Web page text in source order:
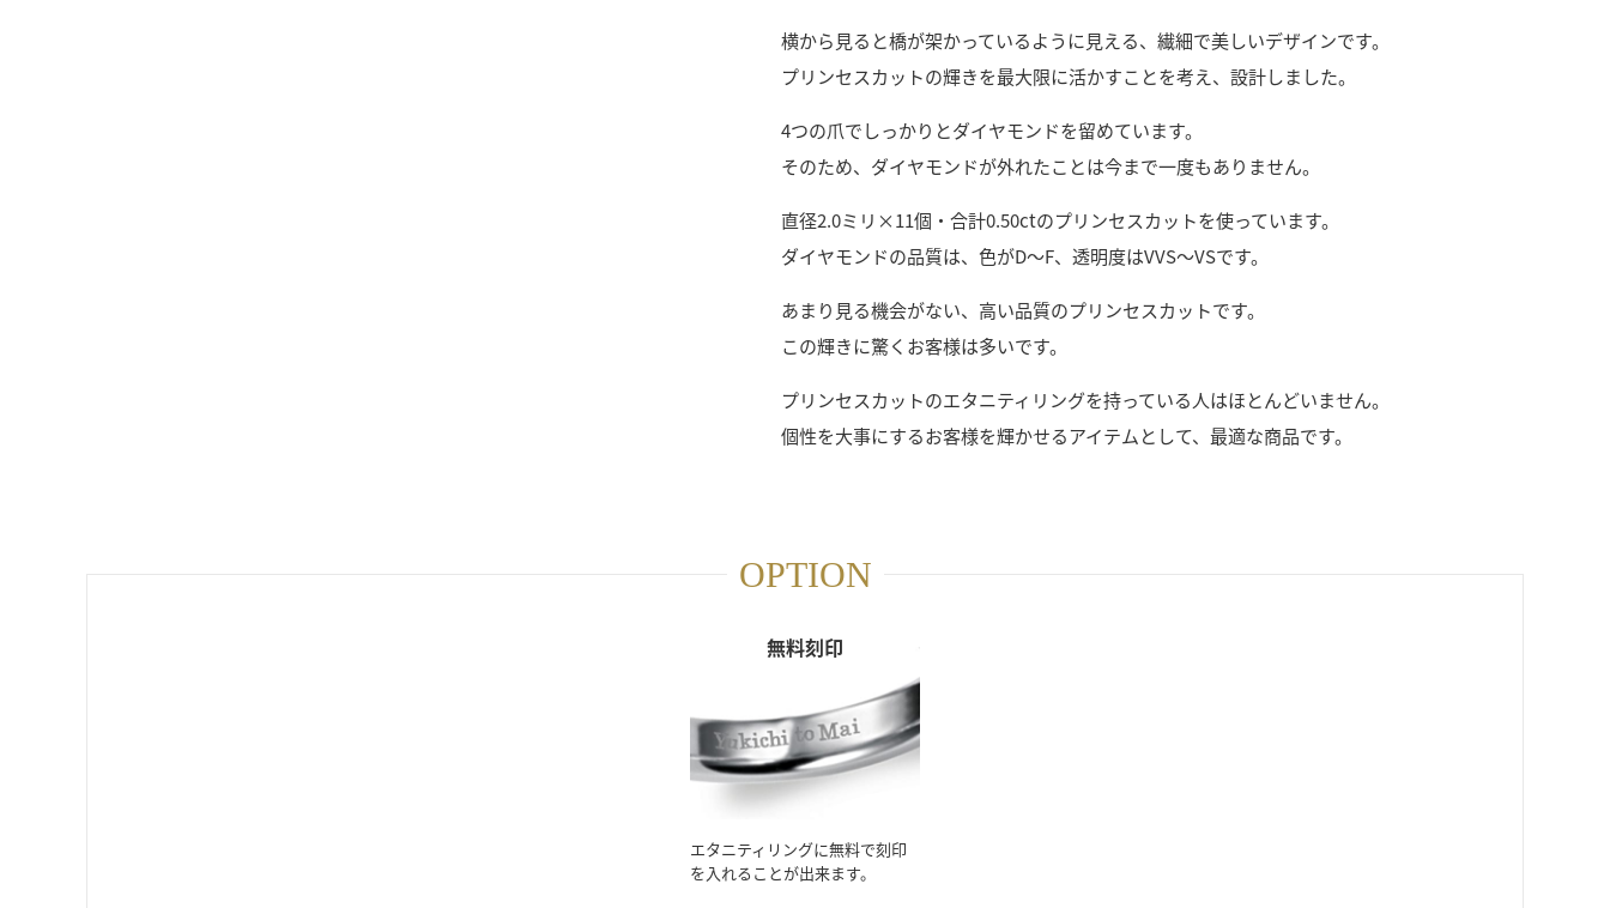
横から見ると橋が架かっているように見える、繊細で美しいデザインです。
プリンセスカットの輝きを最大限に活かすことを考え、設計しました。
4つの爪でしっかりとダイヤモンドを留めています。
そのため、ダイヤモンドが外れたことは今まで一度もありません。
直径2.0ミリ×11個・合計0.50ctのプリンセスカットを使っています。
ダイヤモンドの品質は、色がD～F、透明度はVVS～VSです。
あまり見る機会がない、高い品質のプリンセスカットです。
この輝きに驚くお客様は多いです。
プリンセスカットのエタニティリングを持っている人はほとんどいません。
個性を大事にするお客様を輝かせるアイテムとして、最適な商品です。
OPTION
無料刻印
エタニティリングに無料で刻印
を入れることが出来ます。